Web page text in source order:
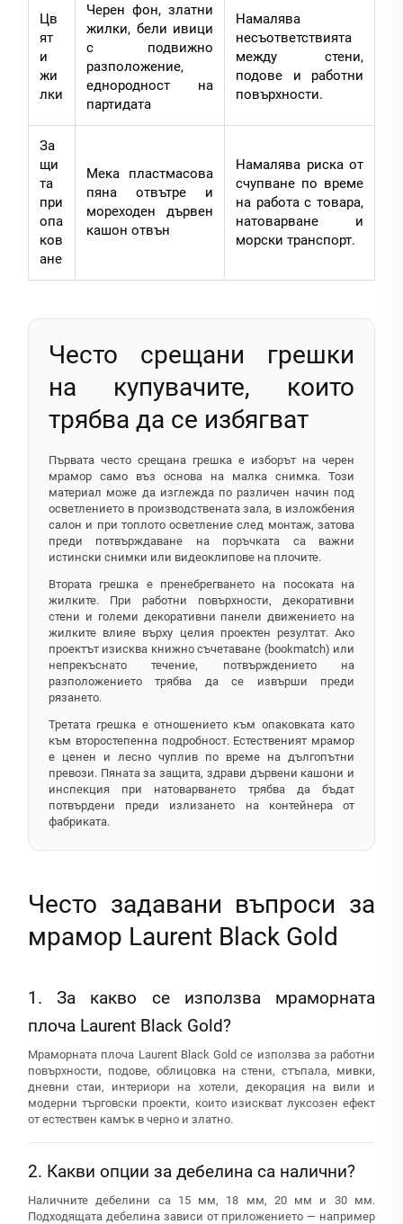
Цв
ят
и
жи
лки
Черен фон, златни
жилки, бели ивици
с подвижно
разположение,
еднородност на
партидата
Намалява
несъответствията
между стени,
подове и работни
повърхности.
За
щи
та
при
опа
ков
ане
Мека пластмасова
пяна отвътре и
мореходен дървен
кашон отвън
Намалява риска от
счупване по време
на работа с товара,
натоварване и
морски транспорт.
Често срещани грешки
на купувачите, които
трябва да се избягват
Първата често срещана грешка е изборът на черен
мрамор само въз основа на малка снимка. Този
материал може да изглежда по различен начин под
осветлението в производствената зала, в изложбения
салон и при топлото осветление след монтаж, затова
преди потвърждаване на поръчката са важни
истински снимки или видеоклипове на плочите.
Втората грешка е пренебрегването на посоката на
жилките. При работни повърхности, декоративни
стени и големи декоративни панели движението на
жилките влияе върху целия проектен резултат. Ако
проектът изисква книжно съчетаване (bookmatch) или
непрекъснато течение, потвърждението на
разположението трябва да се извърши преди
рязането.
Третата грешка е отношението към опаковката като
към второстепенна подробност. Естественият мрамор
е ценен и лесно чуплив по време на дългопътни
превози. Пяната за защита, здрави дървени кашони и
инспекция при натоварването трябва да бъдат
потвърдени преди излизането на контейнера от
фабриката.
Често задавани въпроси за
мрамор Laurent Black Gold
1. За какво се използва мраморната
плоча Laurent Black Gold?
Мраморната плоча Laurent Black Gold се използва за работни
повърхности, подове, облицовка на стени, стъпала, мивки,
дневни стаи, интериори на хотели, декорация на вили и
модерни търговски проекти, които изискват луксозен ефект
от естествен камък в черно и златно.
2. Какви опции за дебелина са налични?
Наличните дебелини са 15 мм, 18 мм, 20 мм и 30 мм.
Подходящата дебелина зависи от приложението — например